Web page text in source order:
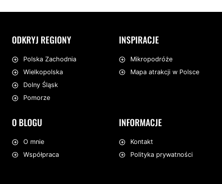
ODKRYJ REGIONY
Polska Zachodnia
Wielkopolska
Dolny Śląsk
Pomorze
INSPIRACJE
Mikropodróże
Mapa atrakcji w Polsce
O BLOGU
O mnie
Współpraca
INFORMACJE
Kontakt
Polityka prywatności